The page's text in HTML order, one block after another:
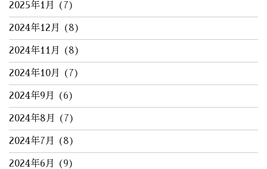
2025年1月 (7)
2024年12月 (8)
2024年11月 (8)
2024年10月 (7)
2024年9月 (6)
2024年8月 (7)
2024年7月 (8)
2024年6月 (9)